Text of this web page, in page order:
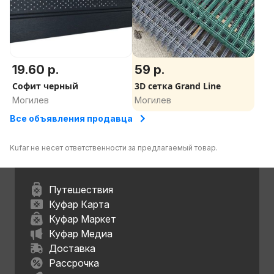
19.60 р.
Софит черный
Могилев
59 р.
3D сетка Grand Line
Могилев
Все объявления продавца
Kufar не несет ответственности за предлагаемый товар.
Путешествия
Куфар Карта
Куфар Маркет
Куфар Медиа
Доставка
Рассрочка